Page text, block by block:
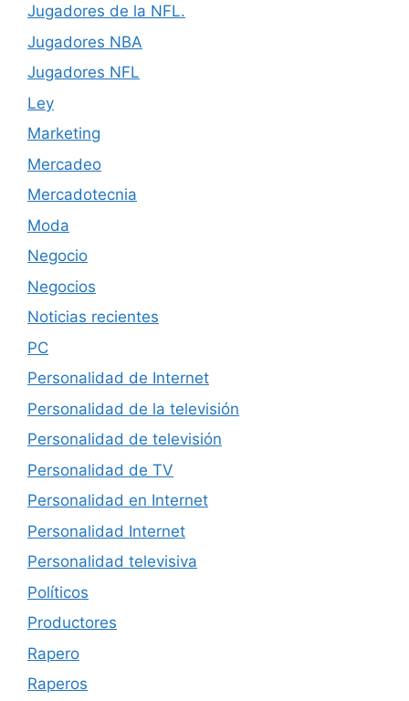
Jugadores de la NFL.
Jugadores NBA
Jugadores NFL
Ley
Marketing
Mercadeo
Mercadotecnia
Moda
Negocio
Negocios
Noticias recientes
PC
Personalidad de Internet
Personalidad de la televisión
Personalidad de televisión
Personalidad de TV
Personalidad en Internet
Personalidad Internet
Personalidad televisiva
Políticos
Productores
Rapero
Raperos